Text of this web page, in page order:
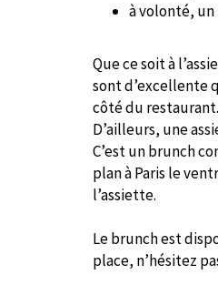
à volonté,
Que ce soit à
sont d’excellente
côté du
D’ailleurs, une
C’est un brunch
plan à Paris le
l’assiette.
Le brunch est
place, n’hésitez